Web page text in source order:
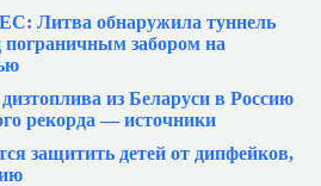
Литва обнаружила туннель
пограничным забором на
из Беларуси в Россию
рекорда — источники
защитить детей от дипфейков,